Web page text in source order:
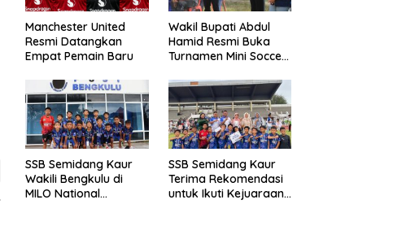
Manchester United
Resmi Datangkan
Empat Pemain Baru
Wakil Bupati Abdul
Hamid Resmi Buka
Turnamen Mini Soccer
SSB Semidang Kaur
Wakili Bengkulu di
MILO National
SSB Semidang Kaur
Terima Rekomendasi
untuk Ikuti Kejuaraan